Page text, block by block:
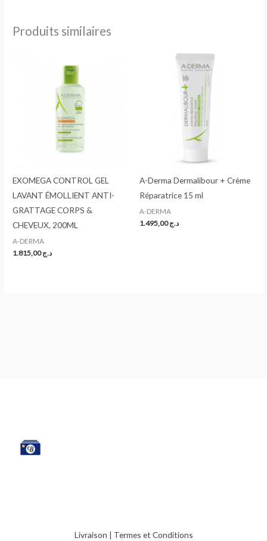
Produits similaires
EXOMEGA CONTROL GEL
LAVANT ÉMOLLIENT ANTI-
GRATTAGE CORPS &
CHEVEUX, 200ML
A-DERMA
د.ج1.815,00
A-Derma Dermalibour + Crème
Réparatrice 15 ml
A-DERMA
د.ج1.495,00
Livraison | Termes et Conditions